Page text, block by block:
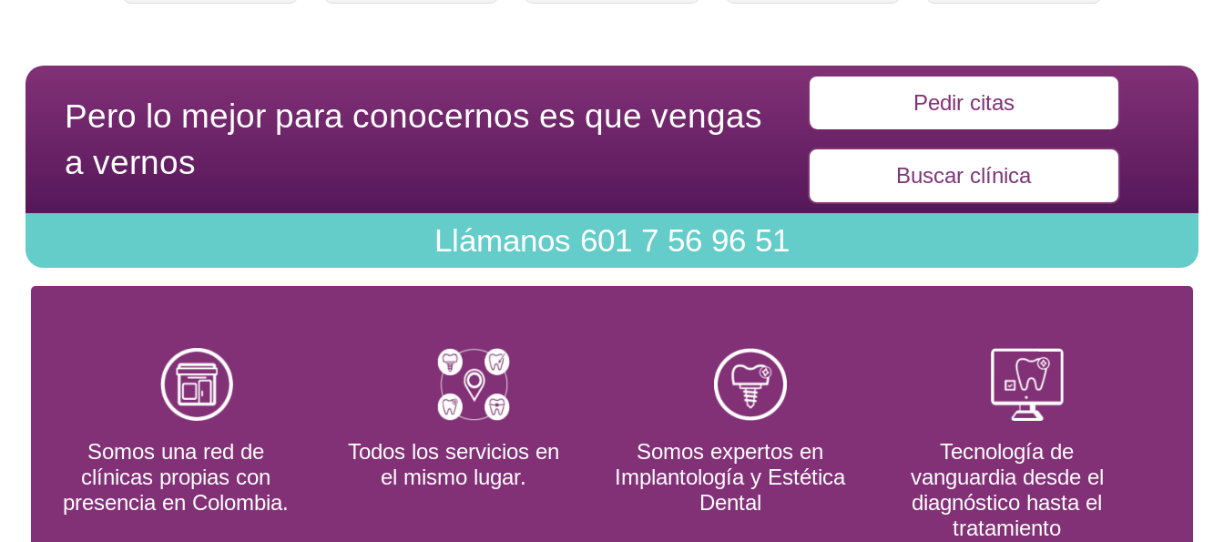
Pero lo mejor para conocernos es que vengas
a vernos
Pedir citas
Buscar clínica
Llámanos 601 7 56 96 51
Somos una red de
clínicas propias con
presencia en Colombia.
Todos los servicios en
el mismo lugar.
Somos expertos en
Implantología y Estética
Dental
Tecnología de
vanguardia desde el
diagnóstico hasta el
tratamiento